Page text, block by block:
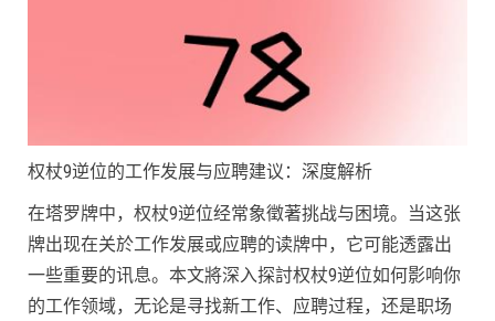
权杖9逆位的工作发展与应聘建议：深度解析
在塔罗牌中，权杖9逆位经常象徵著挑战与困境。当这张
牌出现在关於工作发展或应聘的读牌中，它可能透露出
一些重要的讯息。本文將深入探討权杖9逆位如何影响你
的工作领域，无论是寻找新工作、应聘过程，还是职场